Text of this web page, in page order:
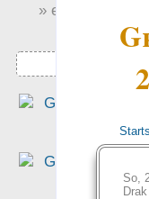
So,
Drak
» einfach
» Regeln «